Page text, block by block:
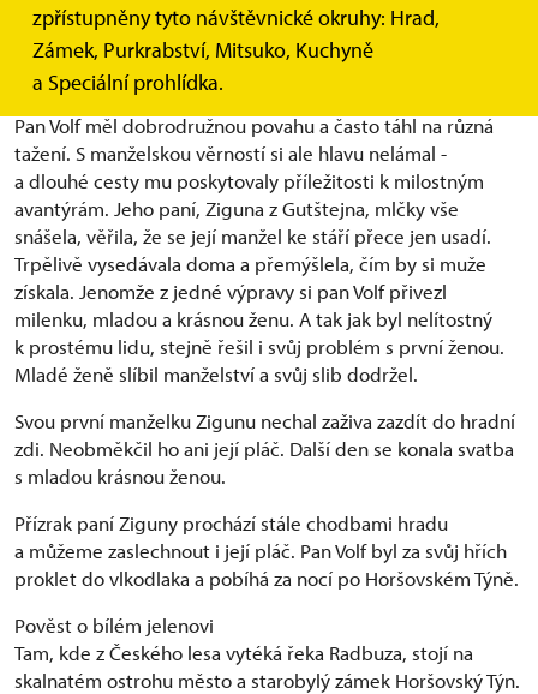
zpřístupněny tyto návštěvnické okruhy: Hrad,
Zámek, Purkrabství, Mitsuko, Kuchyně
a Speciální prohlídka.
šlechtou oblíben. Dokonce stanul i před soudem v Plzni,
odkud si odnesl doporučení, aby s lidem přece jenom
jednal lépe. Ostatně kdo by stál o nepokoje a vzpoury.
Pan Volf měl dobrodružnou povahu a často táhl na různá
tažení. S manželskou věrností si ale hlavu nelámal -
a dlouhé cesty mu poskytovaly příležitosti k milostným
avantýrám. Jeho paní, Ziguna z Gutštejna, mlčky vše
snášela, věřila, že se její manžel ke stáří přece jen usadí.
Trpělivě vysedávala doma a přemýšlela, čím by si muže
získala. Jenomže z jedné výpravy si pan Volf přivezl
milenku, mladou a krásnou ženu. A tak jak byl nelítostný
k prostému lidu, stejně řešil i svůj problém s první ženou.
Mladé ženě slíbil manželství a svůj slib dodržel.
Svou první manželku Zigunu nechal zaživa zazdít do hradní
zdi. Neobměkčil ho ani její pláč. Další den se konala svatba
s mladou krásnou ženou.
Přízrak paní Ziguny prochází stále chodbami hradu
a můžeme zaslechnout i její pláč. Pan Volf byl za svůj hřích
proklet do vlkodlaka a pobíhá za nocí po Horšovském Týně.
Pověst o bílém jelenovi
Tam, kde z Českého lesa vytéká řeka Radbuza, stojí na
skalnatém ostrohu město a starobylý zámek Horšovský Týn.